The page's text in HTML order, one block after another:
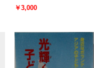
￥3,000